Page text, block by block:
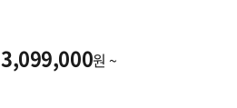
3,099,000원 ~